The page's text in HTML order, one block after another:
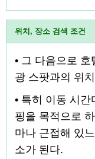
위치, 장소 검색 조건
• 그 다음으로
광 스팟과의 위
• 특히 이동 시
핑을 목적으로
마나 근접해 있
소가 된다.